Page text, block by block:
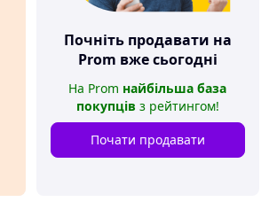
Почніть продавати на
Prom вже сьогодні
На Prom найбільша база
покупців з рейтингом!
Почати продавати